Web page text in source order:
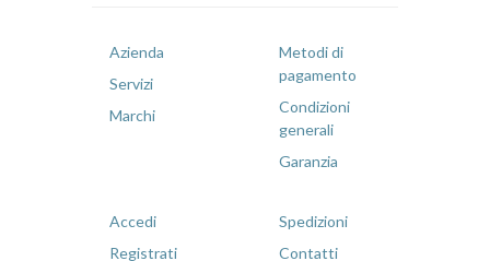
Azienda
Servizi
Marchi
Metodi di
pagamento
Condizioni
generali
Garanzia
Accedi
Registrati
Spedizioni
Contatti